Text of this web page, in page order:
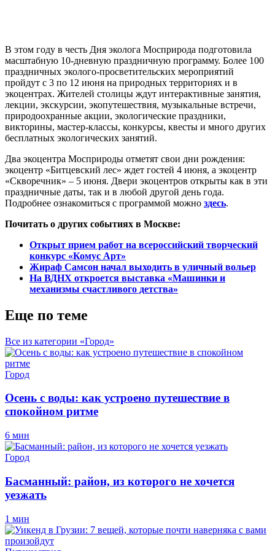
В этом году в честь Дня эколога Мосприрода подготовила
масштабную 10-дневную праздничную программу. Более 100
праздничных эколого-просветительских мероприятий
пройдут с 3 по 12 июня на природных территориях и в
экоцентрах. Жителей столицы ждут интерактивные занятия,
лекции, экскурсии, экопутешествия, музыкальные встречи,
природоохранные акции, экологические праздники,
викторины, мастер-классы, конкурсы, квесты и много других
бесплатных экологических занятий.
Два экоцентра Мосприроды отметят свои дни рождения:
экоцентр «Битцевский лес» ждет гостей 4 июня, а экоцентр
«Скворечник» – 5 июня. Двери экоцентров открыты как в эти
праздничные даты, так и в любой другой день года.
Подробнее ознакомиться с программой можно здесь.
Почитать о других событиях в Москве:
Открыт прием работ на всероссийский творческий
конкурс «Комус Арт»
Жираф Самсон начал выходить в уличный вольер
На ВДНХ откроется выставка «Машинки и
механизмы счастливого детства»
Еще по теме
Все из категории «Город»
Город
Осень с воды: как устроено путешествие в
спокойном ритме
6 мин
Город
Басманный: район, из которого не хочется
уезжать
1 мин